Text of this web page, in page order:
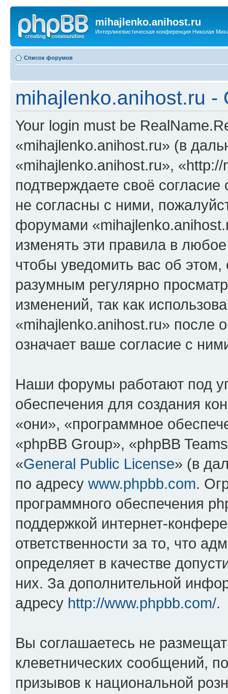
mihajlenko.anihost.ru
Интерлингвистическая конференция Николая
Список форумов
mihajlenko.anihost.ru
Your login must be
«mihajlenko.anihost.ru» (в
«mihajlenko.anihost.ru»,
подтверждаете своё
не согласны с ними,
форумами
изменять эти правила в
чтобы уведомить вас об
разумным регулярно
изменений, так как
«mihajlenko.anihost.ru» после
означает ваше согласие с
Наши форумы работают под
обеспечения для создания
«они», «программное
«phpBB Group», «phpBB
«General Public License» (в
по адресу www.phpbb.com.
программного обеспечения
поддержкой интернет-
ответственности за то, что
определяет в качестве
них. За дополнительной
адресу http://www.phpbb.com/.
Вы соглашаетесь не
клеветнических сообщений,
призывов к национальной